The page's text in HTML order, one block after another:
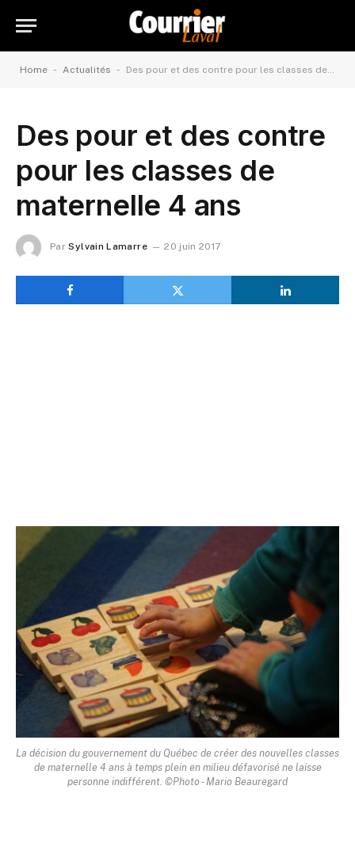
Home - Actualités - Des pour et des contre pour les classes de maternelle 4 ans
Des pour et des contre
pour les classes de
maternelle 4 ans
Par Sylvain Lamarre 20 juin 2017
La décision du gouvernement du Québec de créer des nouvelles classes
de maternelle 4 ans à temps plein en milieu défavorisé ne laisse
personne indifférent. ©Photo - Mario Beauregard